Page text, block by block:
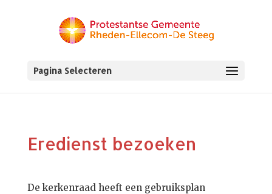
Pagina Selecteren
Eredienst bezoeken
De kerkenraad heeft een gebruiksplan